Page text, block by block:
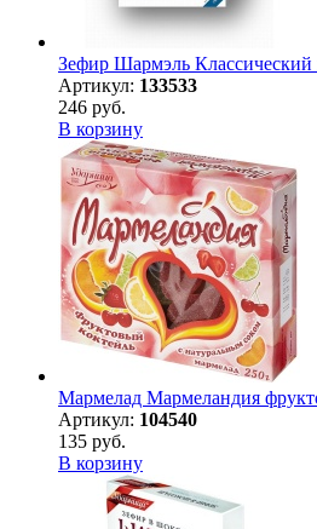
Зефир Шармэль Классический
Артикул: 133533
246 руб.
В корзину
Мармелад Мармеландия
Артикул: 104540
135 руб.
В корзину